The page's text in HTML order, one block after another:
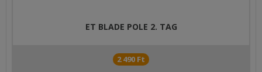
ET BLADE POLE 2. TAG
2 490 Ft